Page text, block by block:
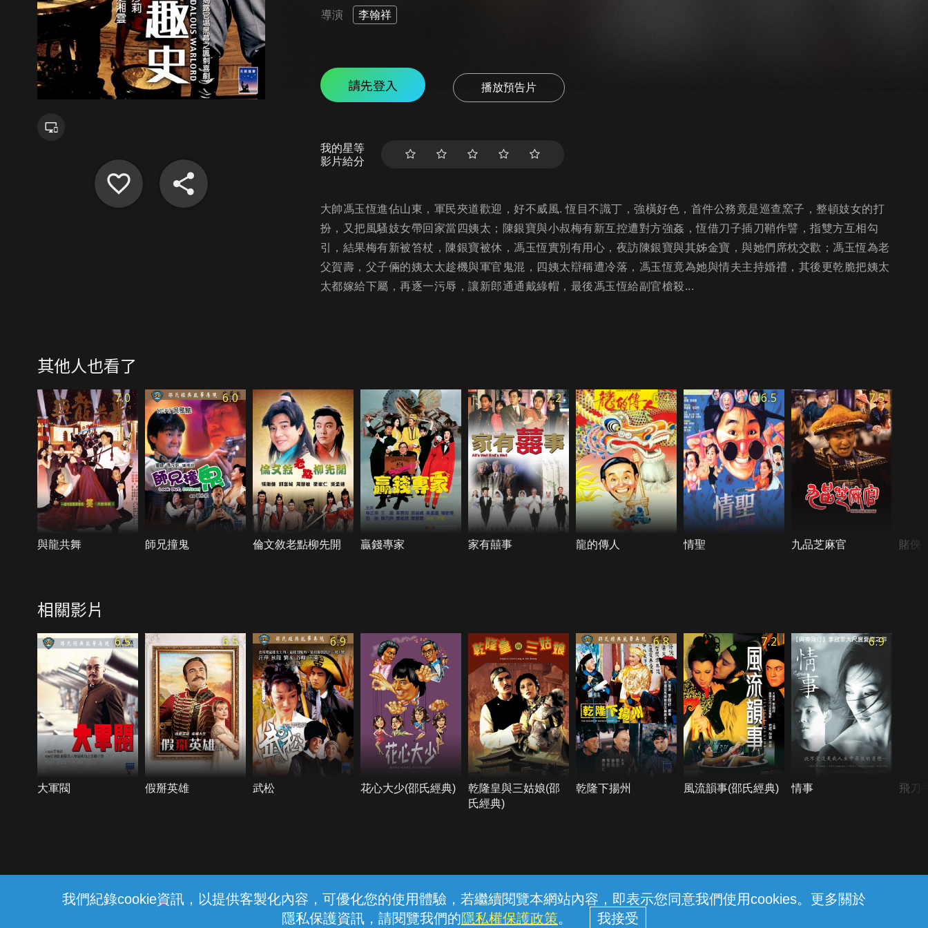
我們紀錄cookie資訊，以提供客製化內容，可優化您的使用體驗，若繼續閱覽本網站內容，即表示您同意我們使用cookies。更多關於
隱私保護資訊，請閱覽我們的隱私權保護政策。
導演 李翰祥
請先登入 播放預告片
我的星等
影片給分
大帥馮玉恆進佔山東，軍民夾道歡迎，好不威風. 恆目不識丁，強橫好色，首件公務竟是巡查窯子，整頓妓女的打
扮，又把風騷妓女帶回家當四姨太；陳銀寶與小叔梅有新互控遭對方強姦，恆借刀子插刀鞘作譬，指雙方互相勾
引，結果梅有新被笞杖，陳銀寶被休，馮玉恆實別有用心，夜訪陳銀寶與其姊金寶，與她們席枕交歡；馮玉恆為老
父賀壽，父子倆的姨太太趁機與軍官鬼混，四姨太辯稱遭冷落，馮玉恆竟為她與情夫主持婚禮，其後更乾脆把姨太
太都嫁給下屬，再逐一污辱，讓新郎通通戴綠帽，最後馮玉恆給副官槍殺...
其他人也看了
7.0
與龍共舞
6.0
師兄撞鬼 倫文敘老點柳先開 贏錢專家
7.2
家有囍事
6.4
龍的傳人
6.5
情聖
7.5
九品芝麻官 賭俠
相關影片
6.5
大軍閥
6.5
假掰英雄
6.9
武松 花心大少(邵氏經典)
乾隆皇與三姑娘(邵
氏經典)
6.8
乾隆下揚州
7.2
風流韻事(邵氏經典)
6.9
情事 飛刀
線上客服 服務條款 隱私權保護
中華電信股份有限公司個人家庭分公司 (統一編號：96979949) © 2026